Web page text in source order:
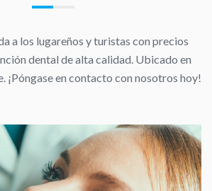
a los lugareños y turistas con precios
dental de alta calidad. Ubicado en
¡Póngase en contacto con nosotros hoy!